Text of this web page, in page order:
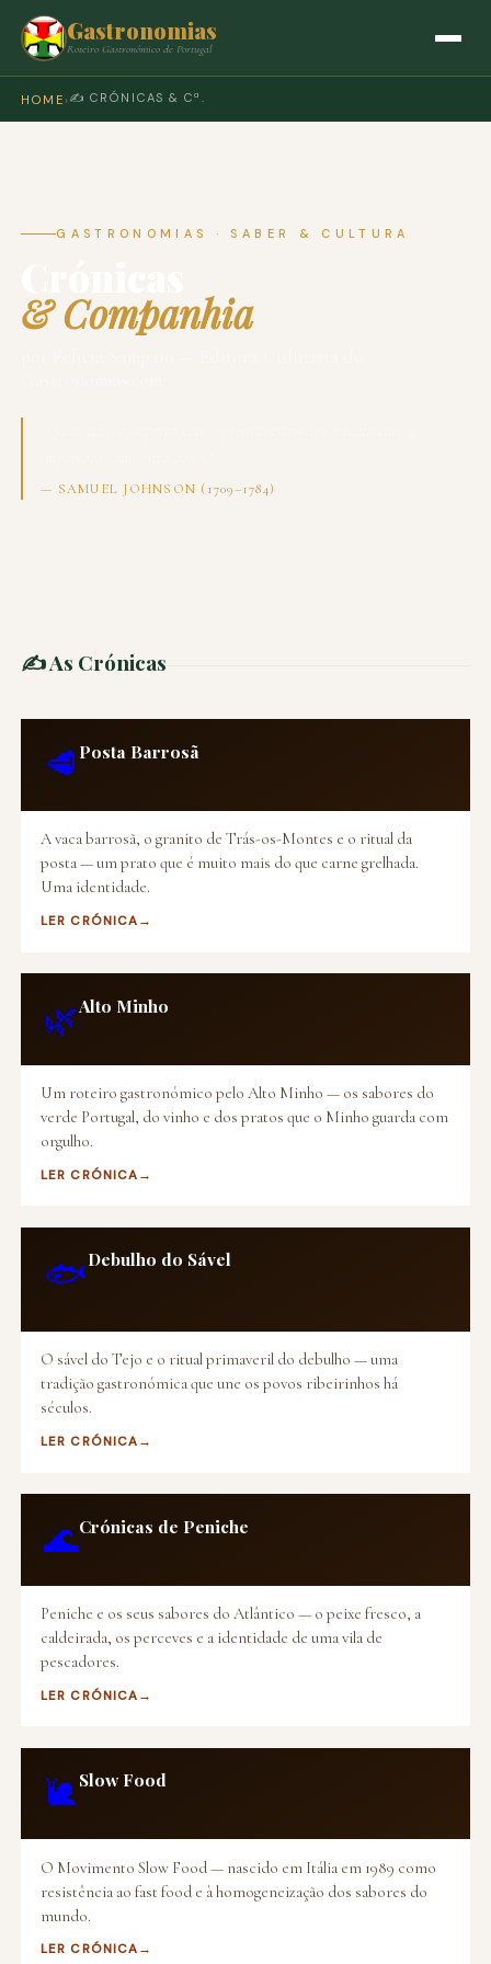
Gastronomias
Roteiro Gastronómico de Portugal
HOME › ✍️ CRÓNICAS & Cª.
GASTRONOMIAS · SABER & CULTURA
& Companhia
— SAMUEL JOHNSON (1709–1784)
✍️ As Crónicas
🥩 Posta Barrosã
A vaca barrosã, o granito de Trás-os-Montes e o ritual da
posta — um prato que é muito mais do que carne grelhada.
Uma identidade.
LER CRÓNICA
🌿Alto Minho
Um roteiro gastronómico pelo Alto Minho — os sabores do
verde Portugal, do vinho e dos pratos que o Minho guarda com
orgulho.
LER CRÓNICA
🐟Debulho do Sável
O sável do Tejo e o ritual primaveril do debulho — uma
tradição gastronómica que une os povos ribeirinhos há
séculos.
LER CRÓNICA
🌊Crónicas de Peniche
Peniche e os seus sabores do Atlântico — o peixe fresco, a
caldeirada, os perceves e a identidade de uma vila de
pescadores.
LER CRÓNICA
🐌Slow Food
O Movimento Slow Food — nascido em Itália em 1989 como
resistência ao fast food e à homogeneização dos sabores do
mundo.
LER CRÓNICA